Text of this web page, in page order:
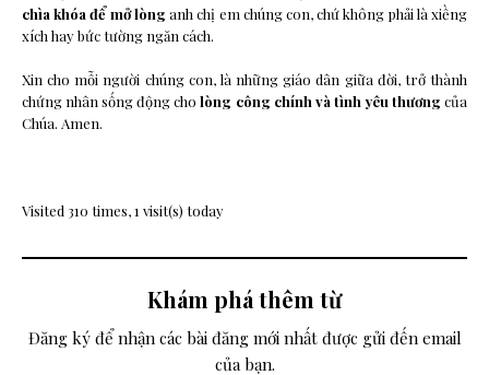
chìa khóa để mở lòng anh chị em chúng con, chứ không phải là xiềng
xích hay bức tường ngăn cách.
Xin cho mỗi người chúng con, là những giáo dân giữa đời, trở thành
chứng nhân sống động cholòng công chính và tình yêu thương của
Chúa. Amen.
Visited 310 times, 1 visit(s) today
Khám phá thêm từ
Đăng ký để nhận các bài đăng mới nhất được gửi đến email
của bạn.